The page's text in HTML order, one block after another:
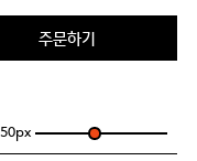
주문하기
50px